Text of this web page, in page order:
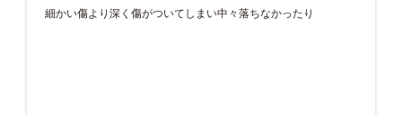
細かい傷より深く傷がついてしまい中々落ちなかったり